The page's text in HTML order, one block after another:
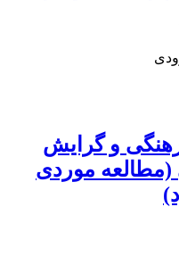
و گرایش
(مطالعه موردی